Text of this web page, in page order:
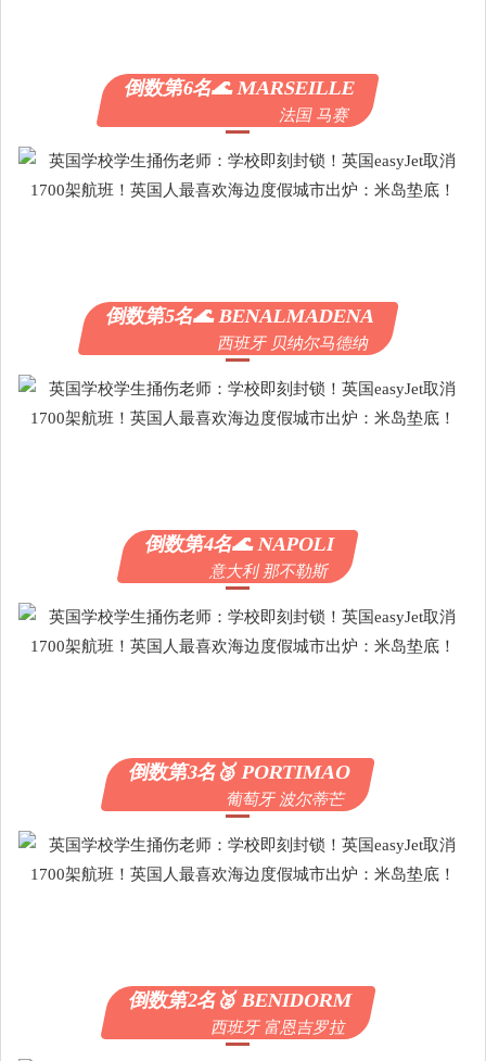
倒数第6名🌊 MARSEILLE
法国 马赛
倒数第5名🌊 BENALMADENA
西班牙 贝纳尔马德纳
倒数第4名🌊 NAPOLI
意大利 那不勒斯
倒数第3名🥉 PORTIMAO
葡萄牙 波尔蒂芒
倒数第2名🥈 BENIDORM
西班牙 富恩吉罗拉